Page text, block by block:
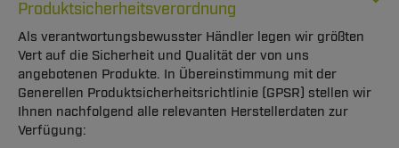
Produktsicherheitsverordnung
Als verantwortungsbewusster Händler legen wir größten
Vert auf die Sicherheit und Qualität der von uns
angebotenen Produkte. In Übereinstimmung mit der
Generellen Produktsicherheitsrichtlinie (GPSR) stellen wir
Ihnen nachfolgend alle relevanten Herstellerdaten zur
Verfügung: